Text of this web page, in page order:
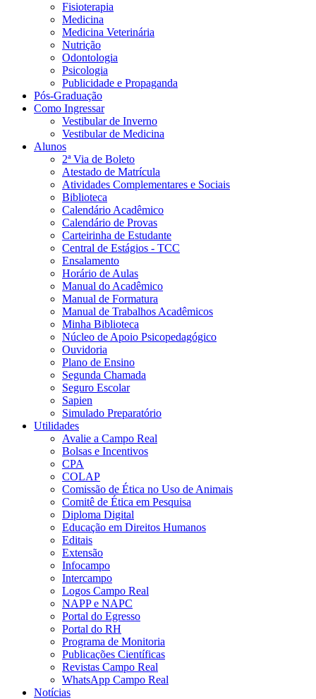
Fisioterapia
Medicina
Medicina Veterinária
Nutrição
Odontologia
Psicologia
Publicidade e Propaganda
Pós-Graduação
Como Ingressar
Vestibular de Inverno
Vestibular de Medicina
Alunos
2ª Via de Boleto
Atestado de Matrícula
Atividades Complementares e Sociais
Biblioteca
Calendário Acadêmico
Calendário de Provas
Carteirinha de Estudante
Central de Estágios - TCC
Ensalamento
Horário de Aulas
Manual do Acadêmico
Manual de Formatura
Manual de Trabalhos Acadêmicos
Minha Biblioteca
Núcleo de Apoio Psicopedagógico
Ouvidoria
Plano de Ensino
Segunda Chamada
Seguro Escolar
Sapien
Simulado Preparatório
Utilidades
Avalie a Campo Real
Bolsas e Incentivos
CPA
COLAP
Comissão de Ética no Uso de Animais
Comitê de Ética em Pesquisa
Diploma Digital
Educação em Direitos Humanos
Editais
Extensão
Infocampo
Intercampo
Logos Campo Real
NAPP e NAPC
Portal do Egresso
Portal do RH
Programa de Monitoria
Publicações Científicas
Revistas Campo Real
WhatsApp Campo Real
Notícias